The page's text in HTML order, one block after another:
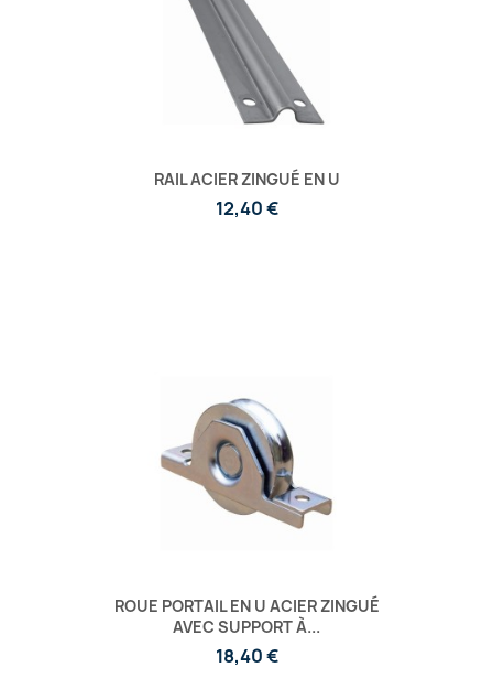
RAIL ACIER ZINGUÉ EN U
12,40 €
ROUE PORTAIL EN U ACIER ZINGUÉ
AVEC SUPPORT À...
18,40 €